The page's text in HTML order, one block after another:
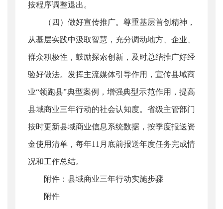
按程序调整退出。
（四）做好宣传推广。尊重基层首创精神，
从基层实践中汲取智慧，充分调动地方、企业、
群众积极性，鼓励探索创新，及时总结推广好经
验好做法。发挥主流媒体引导作用，宣传县域商
业“领跑县”典型案例，增强典型示范作用，提高
县域商业三年行动的社会认知度。省级主管部门
按时更新县域商业信息系统数据，按季度报送资
金使用清单，每年11月底前报送年度任务完成情
况和工作总结。
附件：县域商业三年行动实施步骤
附件